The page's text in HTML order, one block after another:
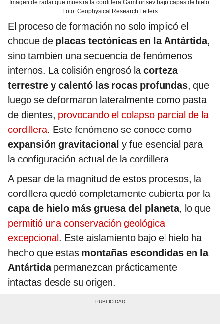
Imagen de radar que muestra la cordillera Gamburtsev bajo capas de hielo.
Foto: Geophysical Research Letters
El proceso de formación no solo implicó el
choque de placas tectónicas en la Antártida,
sino también una secuencia de fenómenos
internos. La colisión engrosó lacorteza
terrestre y calentó las rocas profundas, que
luego se deformaron lateralmente como pasta
de dientes, provocando el colapso parcial de la
cordillera. Este fenómeno se conoce como
expansión gravitacional y fue esencial para
la configuración actual de la cordillera.
A pesar de la magnitud de estos procesos, la
cordillera quedó completamente cubierta por la
capa de hielo más gruesa del planeta, lo que
permitió una conservación geológica
excepcional. Este aislamiento bajo el hielo ha
hecho que estas montañas escondidas en la
Antártida permanezcan prácticamente
intactas desde su origen.